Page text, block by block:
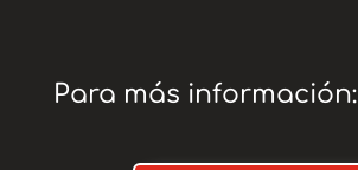
Para más información: